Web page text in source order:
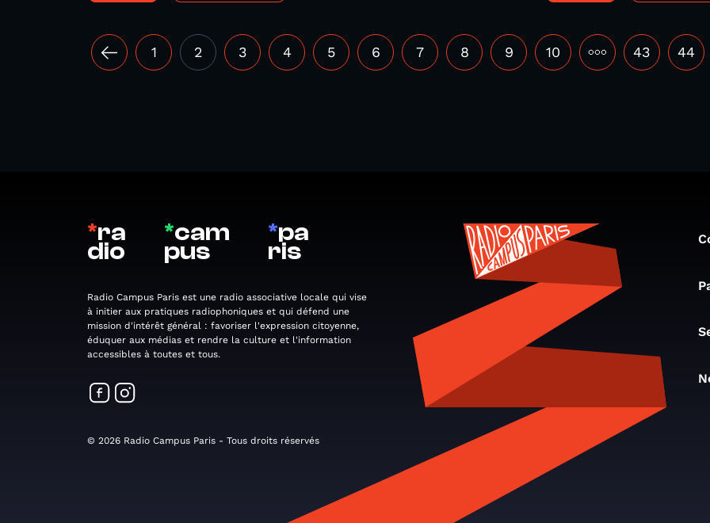
1 2 3 4 5 6 7 8 9 10 ••• 43 44
*ra
dio
*cam
pus
*pa
ris
Radio Campus Paris est une radio associative locale qui vise
à initier aux pratiques radiophoniques et qui défend une
mission d'intérêt général : favoriser l'expression citoyenne,
éduquer aux médias et rendre la culture et l'information
accessibles à toutes et tous.
© 2026 Radio Campus Paris - Tous droits réservés